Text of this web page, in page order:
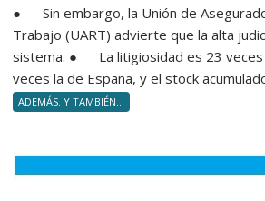
● Sin embargo, la Unión de
Trabajo (UART) advierte que la alta
sistema. ● La litigiosidad es 23 veces
veces la de España, y el stock
ADEMÁS. Y TAMBIÉN...